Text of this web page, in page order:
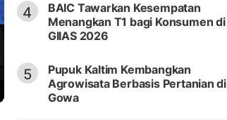
4
BAIC Tawarkan Kesempatan
Menangkan T1 bagi Konsumen di
GIIAS 2026
5
Pupuk Kaltim Kembangkan
Agrowisata Berbasis Pertanian di
Gowa